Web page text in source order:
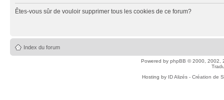
Êtes-vous sûr de vouloir supprimer tous les cookies de ce forum?
Index du forum
Powered by phpBB © 2000, 2002,
Hosting by ID Alizés - Création de